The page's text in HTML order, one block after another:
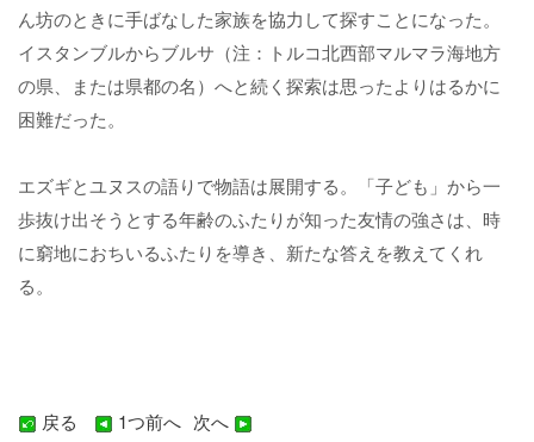
ん坊のときに手ばなした家族を協力して探すことになった。
イスタンブルからブルサ（注：トルコ北西部マルマラ海地方
の県、または県都の名）へと続く探索は思ったよりはるかに
困難だった。
エズギとユヌスの語りで物語は展開する。「子ども」から一
歩抜け出そうとする年齢のふたりが知った友情の強さは、時
に窮地におちいるふたりを導き、新たな答えを教えてくれ
る。
戻る 1つ前へ 次へ